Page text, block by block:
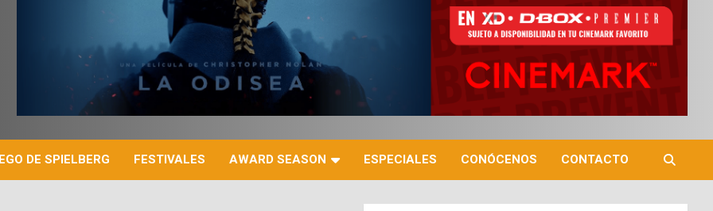
DE SPIELBERG FESTIVALES AWARD SEASON ESPECIALES CONÓCENOS CONTACTO